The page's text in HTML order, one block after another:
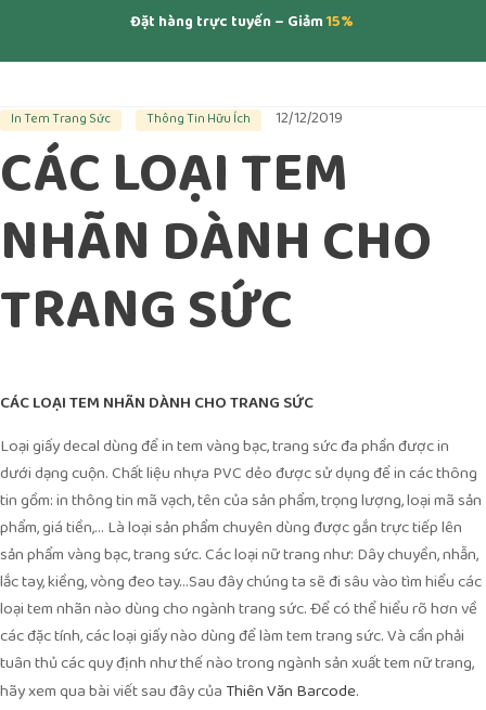
Đặt hàng trực tuyến – Giảm15%
In Tem Trang Sức Thông Tin Hữu Ích 12/12/2019
CÁC LOẠI TEM
NHÃN DÀNH CHO
TRANG SỨC
CÁC LOẠI TEM NHÃN DÀNH CHO TRANG SỨC
Loại giấy decal dùng để in tem vàng bạc, trang sức đa phần được in
dưới dạng cuộn. Chất liệu nhựa PVC dẻo được sử dụng để in các thông
tin gồm: in thông tin mã vạch, tên của sản phẩm, trọng lượng, loại mã sản
phẩm, giá tiền,… Là loại sản phẩm chuyên dùng được gắn trực tiếp lên
sản phẩm vàng bạc, trang sức. Các loại nữ trang như: Dây chuyền, nhẫn,
lắc tay, kiềng, vòng đeo tay…Sau đây chúng ta sẽ đi sâu vào tìm hiểu các
loại tem nhãn nào dùng cho ngành trang sức. Để có thể hiểu rõ hơn về
các đặc tính, các loại giấy nào dùng để làm tem trang sức. Và cần phải
tuân thủ các quy định như thế nào trong ngành sản xuất tem nữ trang,
hãy xem qua bài viết sau đây của Thiên Văn Barcode.